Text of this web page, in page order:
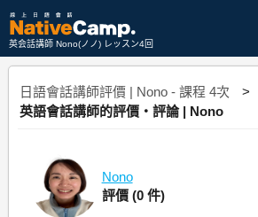
英会話講師 Nono(ノノ) レッスン4回
日語會話講師評價 | Nono - 課程 4次
英語會話講師的評價・評論 | Nono
Nono
評價 (0 件)